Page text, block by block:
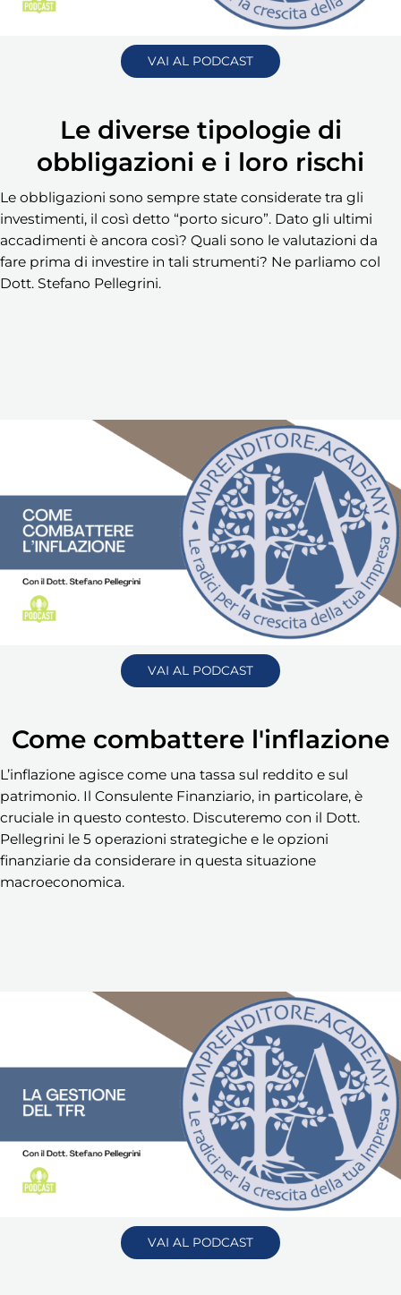
VAI AL PODCAST
Le diverse tipologie di
obbligazioni e i loro rischi
Le obbligazioni sono sempre state considerate tra gli
investimenti, il così detto “porto sicuro”. Dato gli ultimi
accadimenti è ancora così? Quali sono le valutazioni da
fare prima di investire in tali strumenti? Ne parliamo col
Dott. Stefano Pellegrini.
VAI AL PODCAST
Come combattere l'inflazione
L’inflazione agisce come una tassa sul reddito e sul
patrimonio. Il Consulente Finanziario, in particolare, è
cruciale in questo contesto. Discuteremo con il Dott.
Pellegrini le 5 operazioni strategiche e le opzioni
finanziarie da considerare in questa situazione
macroeconomica.
VAI AL PODCAST